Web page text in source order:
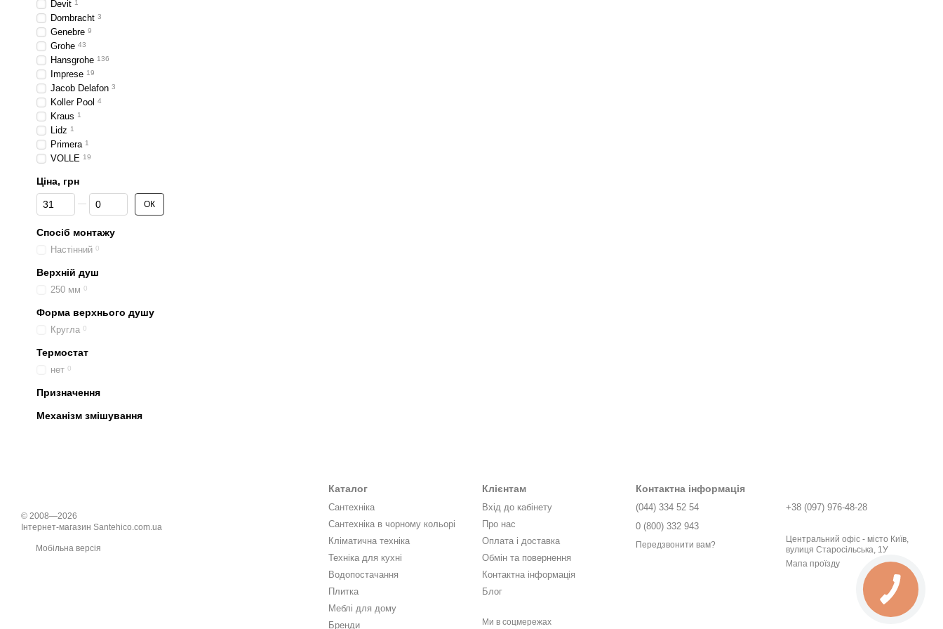
Devit 1
Dornbracht 3
Genebre 9
Grohe 43
Hansgrohe 136
Imprese 19
Jacob Delafon 3
Koller Pool 4
Kraus 1
Lidz 1
Primera 1
VOLLE 19
Ціна, грн
Від Ціна, грн
До Ціна, грн ОК
Спосіб монтажу
Настінний 0
Верхній душ
250 мм 0
Форма верхнього душу
Кругла 0
Термостат
нет 0
Призначення
Механізм змішування
© 2008—2026
Інтернет-магазин Santehico.com.ua
Мобільна версія
Каталог
Сантехніка
Сантехніка в чорному кольорі
Кліматична техніка
Техніка для кухні
Водопостачання
Плитка
Меблі для дому
Бренди
Клієнтам
Вхід до кабінету
Про нас
Оплата і доставка
Обмін та повернення
Контактна інформація
Блог
Ми в соцмережах
Контактна інформація
(044) 334 52 54
0 (800) 332 943
Передзвонити вам?
+38 (097) 976-48-28
Центральний офіс - місто Київ,
вулиця Старосільська, 1У
Мапа проїзду